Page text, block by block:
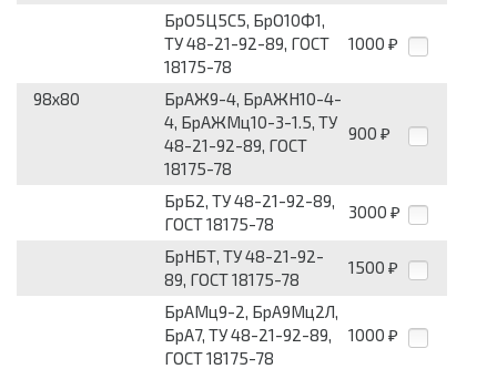
БрО5Ц5С5, БрО10Ф1,
ТУ 48-21-92-89, ГОСТ
18175-78
1000 ₽
98x80
БрАЖ9-4, БрАЖН10-4-
4, БрАЖМц10-3-1.5, ТУ
48-21-92-89, ГОСТ
18175-78
900 ₽
БрБ2, ТУ 48-21-92-89,
ГОСТ 18175-78
3000 ₽
БрНБТ, ТУ 48-21-92-
89, ГОСТ 18175-78
1500 ₽
БрАМц9-2, БрА9Мц2Л,
БрА7, ТУ 48-21-92-89,
ГОСТ 18175-78
1000 ₽